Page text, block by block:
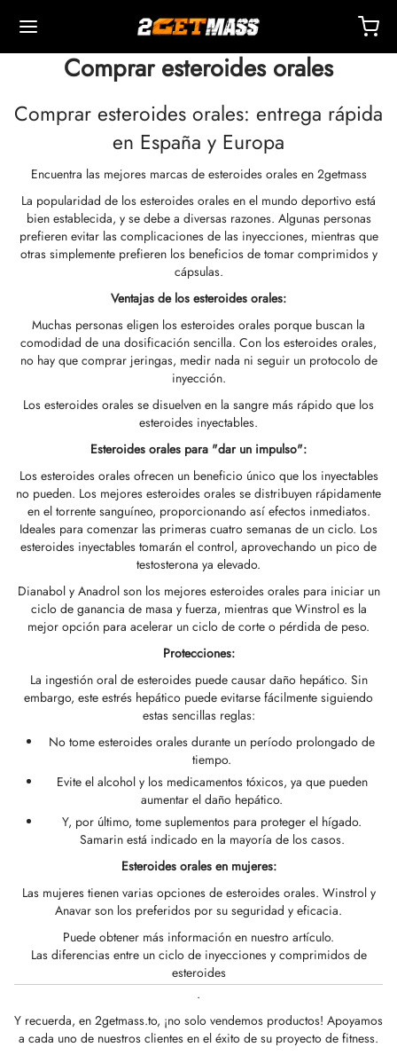
Comprar esteroides orales
Comprar esteroides orales: entrega rápida
en España y Europa
Encuentra las mejores marcas de esteroides orales en 2getmass
La popularidad de los esteroides orales en el mundo deportivo está
bien establecida, y se debe a diversas razones. Algunas personas
prefieren evitar las complicaciones de las inyecciones, mientras que
otras simplemente prefieren los beneficios de tomar comprimidos y
cápsulas.
Ventajas de los esteroides orales:
Muchas personas eligen los esteroides orales porque buscan la
comodidad de una dosificación sencilla. Con los esteroides orales,
no hay que comprar jeringas, medir nada ni seguir un protocolo de
inyección.
Los esteroides orales se disuelven en la sangre más rápido que los
esteroides inyectables.
Esteroides orales para "dar un impulso":
Los esteroides orales ofrecen un beneficio único que los inyectables
no pueden. Los mejores esteroides orales se distribuyen rápidamente
en el torrente sanguíneo, proporcionando así efectos inmediatos.
Ideales para comenzar las primeras cuatro semanas de un ciclo. Los
esteroides inyectables tomarán el control, aprovechando un pico de
testosterona ya elevado.
Dianabol y Anadrol son los mejores esteroides orales para iniciar un
ciclo de ganancia de masa y fuerza, mientras que Winstrol es la
mejor opción para acelerar un ciclo de corte o pérdida de peso.
Protecciones:
La ingestión oral de esteroides puede causar daño hepático. Sin
embargo, este estrés hepático puede evitarse fácilmente siguiendo
estas sencillas reglas:
No tome esteroides orales durante un período prolongado de
tiempo.
Evite el alcohol y los medicamentos tóxicos, ya que pueden
aumentar el daño hepático.
Y, por último, tome suplementos para proteger el hígado.
Samarin está indicado en la mayoría de los casos.
Esteroides orales en mujeres:
Las mujeres tienen varias opciones de esteroides orales. Winstrol y
Anavar son los preferidos por su seguridad y eficacia.
Puede obtener más información en nuestro artículo.
Las diferencias entre un ciclo de inyecciones y comprimidos de
esteroides
.
Y recuerda, en 2getmass.to, ¡no solo vendemos productos! Apoyamos
a cada uno de nuestros clientes en el éxito de su proyecto de fitness.
Back
🇪🇺
Entrega Y Venta Minorista Por Almacén
🇪🇺 🌍
🇪🇺
PHARMA 🇪🇺
EU 🇪🇺
PHARMA 🇪🇺
PHARMA 🇪🇺🌍
/ GENETIC 🇪🇺
🇪🇺
/ PHARMACOM INT. 🌍
Back
Unidos 🇺🇸
Entrega Y Venta Minorista Por Almacén
USA 🇺🇸
INT. 🌍
/ PHARMACOM INT. 🌍
SHREE/ POWERBOLIC – Asia 🇺🇸
Back
🌍
Entrega Y Venta Minorista Por Almacén
SHREE/ POWERBOLIC – Asia 🇺🇸
PHARMA 🇪🇺🌍
/ PHARMACOM INT. 🌍
Back
De 1-Testosterona (DHB)
De Anadrol (oximetolona)
Durabolin (decanoato De Nandrolona)
Inyectable (metandienona)
De Esteroides (inyección)
De Masteron (Drostanolona)
De Nandrolona (NPP)
Inyectable (metenolona)
De Trestolona (MENT)
Inyectable (estanozolol)
Back
De Masteron (Drostanolona)
De Masteron (drostanolona)
De Masteron (Drostanolona)
Back
De Trembolona
(trembolona Hexa)
Back
Testosterona (suspensión)
De Testosterona
Oral
De Testosterona
De Testosterona
Sustanon
Back
(oximetolona) Oral
(oxandrolona)
Oral (metandienona)
(fluoximesterona)
(Metasterona)
De Esteroides (oral)
/ T6
Oral (acetato De Metenolona)
(sibutramina)
De Estenbolona
Back
/ T6
T4
Back
(clomifeno)
(Femara)
(Mesterolona)
Back
Sanguínea Por EPO
(hormonas De Crecimiento Humano)
I
II
Back
De Inyección
Para Inyección Intramuscular
Para Inyección Subcutánea
Back
I
(L-Carnitina)
Back
II
C
(Ozempic)
Alfa
Beta TB-500
(Mounjaro)
GnRH
Back
De Peso
(sibutramina)
T4
(Mounjaro)
Back
– Cardarine
– Ibutamoren
– Testolona
– Miostina
Back
De Resistencia
Para Bajar De Peso
De Ganancia De Masa
De Ganancia De Masa Magra
Back
Informativo
Mi Pedido
Del Paquete
Back
Un Descuento
Tarjeta De Crédito
Bancaria
(USA)
(USA)